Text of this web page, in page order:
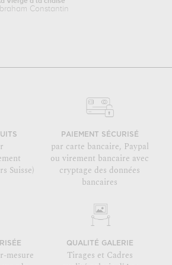
Constantin
Suisse)
PAIEMENT SÉCURISÉ
par carte bancaire, Paypal
ou virement bancaire avec
cryptage des données
bancaires
mesure
QUALITÉ GALERIE
Tirages et Cadres